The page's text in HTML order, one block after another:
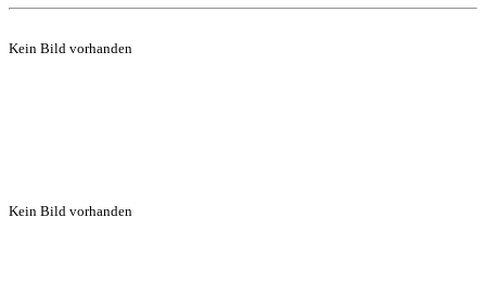
Kein Bild vorhanden
Kein Bild vorhanden